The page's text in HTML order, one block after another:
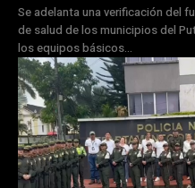
Se adelanta una verificación del
de salud de los municipios del
los equipos básicos...